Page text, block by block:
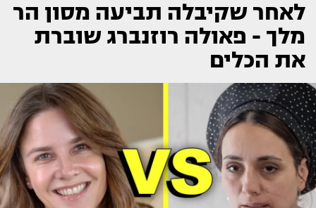
לאחר שקיבלה תביעה מסון הר
מלך - פאולה רוזנברג שוברת
את הכלים